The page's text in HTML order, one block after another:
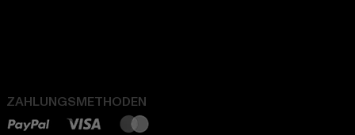
ZAHLUNGSMETHODEN